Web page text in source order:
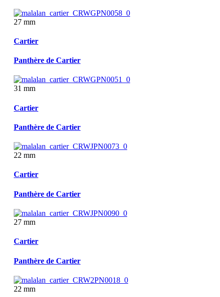
27 mm
Cartier
Panthère de Cartier
31 mm
Cartier
Panthère de Cartier
22 mm
Cartier
Panthère de Cartier
27 mm
Cartier
Panthère de Cartier
22 mm